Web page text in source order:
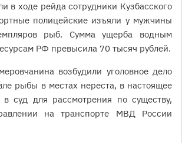
в ходе рейда сотрудники Кузбасского
полицейские изъяли у мужчины
рыб. Сумма ущерба водным
РФ превысила 70 тысяч рублей.
возбудили уголовное дело
рыбы в местах нереста, в настоящее
суд для рассмотрения по существу,
на транспорте МВД России